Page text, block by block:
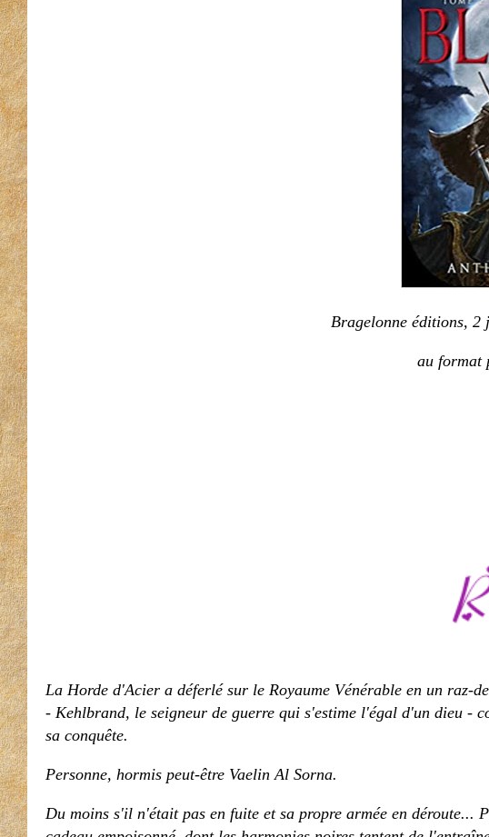
Bragelonne éditions, 2
au format
La Horde d'Acier a déferlé sur le Royaume Vénérable en un raz-
- Kehlbrand, le seigneur de guerre qui s'estime l'égal d'un dieu -
sa conquête.
Personne, hormis peut-être Vaelin Al Sorna.
Du moins s'il n'était pas en fuite et sa propre armée en déroute...